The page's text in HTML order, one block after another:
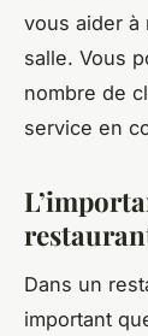
vous aider à
salle. Vous
nombre de
service en
Dans un
important